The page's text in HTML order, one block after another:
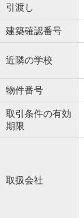
引渡し
建築確認番号
近隣の学校
物件番号
取引条件の有効
期限
取扱会社